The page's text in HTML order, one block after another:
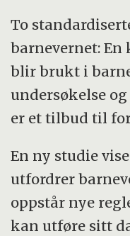
To
barnevernet:
blir brukt i
undersøkelse
er et tilbud til
En ny studie
utfordrer
oppstår nye
kan utføre sitt